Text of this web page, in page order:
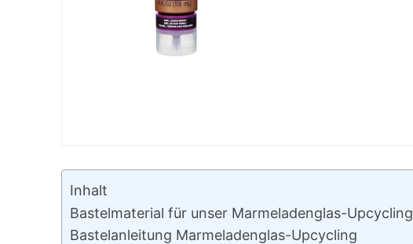
Inhalt
Bastelmaterial für unser Marmeladenglas-Upcycling
Bastelanleitung Marmeladenglas-Upcycling